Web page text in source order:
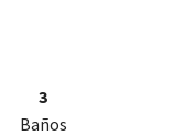
3
Baños